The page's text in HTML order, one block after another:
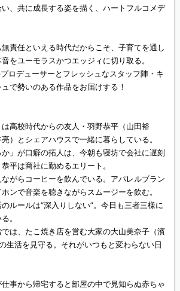
、共に成長する姿を描く、ハートフルコメデ
無責任といえる時代だからこそ、子育てを通し
をユーモラスかつエッジィに切り取る。
ロデューサーとフレッシュなスタッフ陣・キ
で勢いのある作品をお届けする！
高校時代からの友人・羽野恭平（山田裕
）とシェアハウスで一緒に暮らしている。
」が口癖の拓人は、今朝も寝坊で会社に遅刻
平は商社に勤めるエリート。
がらコーヒーを飲んでいる。アパレルブラン
ンで音楽を聴きながらスムージーを飲む。
ルールは“深入りしない”。今日も三者三様に
。
は、たこ焼き店を営む大家の大山美奈子（濱
生活を見守る。それがいつもと変わらない日
事から帰宅すると部屋の中で見知らぬ赤ちゃ